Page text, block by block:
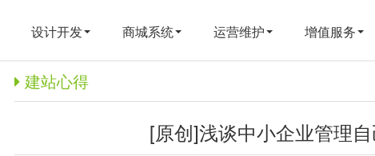
设计开发 商城系统 运营维护 增值服务
建站心得
[原创]浅谈中小企业管理